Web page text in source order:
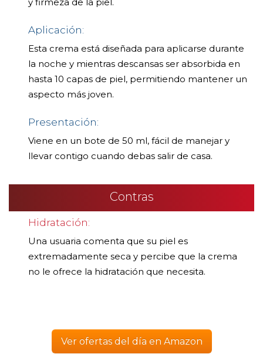
Aplicación:
Esta crema está diseñada para aplicarse durante
la noche y mientras descansas ser absorbida en
hasta 10 capas de piel, permitiendo mantener un
aspecto más joven.
Presentación:
Viene en un bote de 50 ml, fácil de manejar y
llevar contigo cuando debas salir de casa.
Contras
Hidratación:
Una usuaria comenta que su piel es
extremadamente seca y percibe que la crema
no le ofrece la hidratación que necesita.
Ver ofertas del día en Amazon